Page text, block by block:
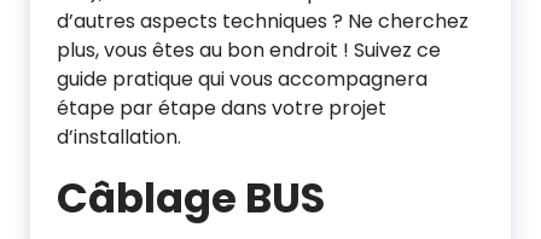
d’autres aspects techniques ? Ne cherchez
plus, vous êtes au bon endroit ! Suivez ce
guide pratique qui vous accompagnera
étape par étape dans votre projet
d’installation.
Câblage BUS